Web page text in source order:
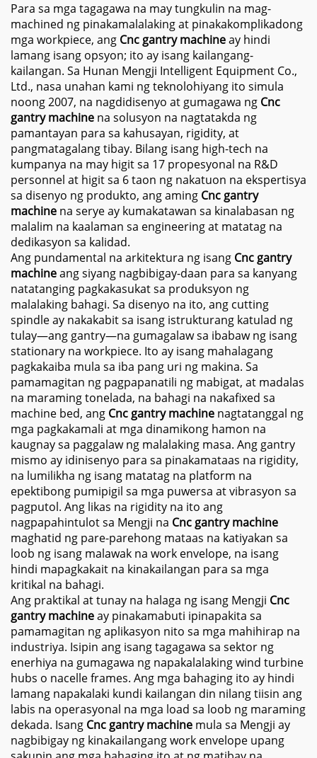
Para sa mga tagagawa na may tungkulin na mag-
machined ng pinakamalalaking at pinakakomplikadong
mga workpiece, ang Cnc gantry machineay hindi
lamang isang opsyon; ito ay isang kailangang-
kailangan. Sa Hunan Mengji Intelligent Equipment Co.,
Ltd., nasa unahan kami ng teknolohiyang ito simula
noong 2007, na nagdidisenyo at gumagawa ng Cnc
gantry machine na solusyon na nagtatakda ng
pamantayan para sa kahusayan, rigidity, at
pangmatagalang tibay. Bilang isang high-tech na
kumpanya na may higit sa 17 propesyonal na R&D
personnel at higit sa 6 taon ng nakatuon na ekspertisya
sa disenyo ng produkto, ang aming Cnc gantry
machine na serye ay kumakatawan sa kinalabasan ng
malalim na kaalaman sa engineering at matatag na
dedikasyon sa kalidad.
Ang pundamental na arkitektura ng isang Cnc gantry
machineang siyang nagbibigay-daan para sa kanyang
natatanging pagkakasukat sa produksyon ng
malalaking bahagi. Sa disenyo na ito, ang cutting
spindle ay nakakabit sa isang istrukturang katulad ng
tulay—ang gantry—na gumagalaw sa ibabaw ng isang
stationary na workpiece. Ito ay isang mahalagang
pagkakaiba mula sa iba pang uri ng makina. Sa
pamamagitan ng pagpapanatili ng mabigat, at madalas
na maraming tonelada, na bahagi na nakafixed sa
machine bed, ang Cnc gantry machine nagtatanggal ng
mga pagkakamali at mga dinamikong hamon na
kaugnay sa paggalaw ng malalaking masa. Ang gantry
mismo ay idinisenyo para sa pinakamataas na rigidity,
na lumilikha ng isang matatag na platform na
epektibong pumipigil sa mga puwersa at vibrasyon sa
pagputol. Ang likas na rigidity na ito ang
nagpapahintulot sa Mengji na Cnc gantry machine
maghatid ng pare-parehong mataas na katiyakan sa
loob ng isang malawak na work envelope, na isang
hindi mapagkakait na kinakailangan para sa mga
kritikal na bahagi.
Ang praktikal at tunay na halaga ng isang Mengji Cnc
gantry machineay pinakamabuti ipinapakita sa
pamamagitan ng aplikasyon nito sa mga mahihirap na
industriya. Isipin ang isang tagagawa sa sektor ng
enerhiya na gumagawa ng napakalalaking wind turbine
hubs o nacelle frames. Ang mga bahaging ito ay hindi
lamang napakalaki kundi kailangan din nilang tiisin ang
labis na operasyonal na mga load sa loob ng maraming
dekada. Isang Cnc gantry machine mula sa Mengji ay
nagbibigay ng kinakailangang work envelope upang